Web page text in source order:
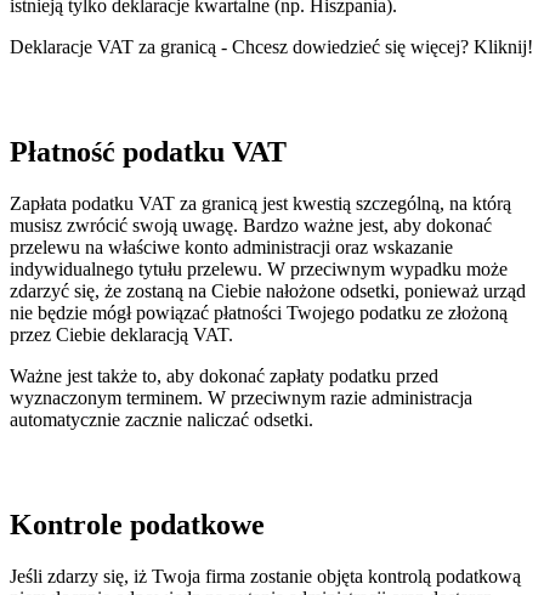
istnieją tylko deklaracje kwartalne (np. Hiszpania).
Deklaracje VAT za granicą - Chcesz dowiedzieć się więcej? Kliknij!
Płatność podatku VAT
Zapłata podatku VAT za granicą jest kwestią szczególną, na którą
musisz zwrócić swoją uwagę. Bardzo ważne jest, aby dokonać
przelewu na właściwe konto administracji oraz wskazanie
indywidualnego tytułu przelewu. W przeciwnym wypadku może
zdarzyć się, że zostaną na Ciebie nałożone odsetki, ponieważ urząd
nie będzie mógł powiązać płatności Twojego podatku ze złożoną
przez Ciebie deklaracją VAT.
Ważne jest także to, aby dokonać zapłaty podatku przed
wyznaczonym terminem. W przeciwnym razie administracja
automatycznie zacznie naliczać odsetki.
Kontrole podatkowe
Jeśli zdarzy się, iż Twoja firma zostanie objęta kontrolą podatkową